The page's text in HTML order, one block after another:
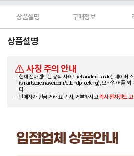
상품설명 구매정보
상품설명
사칭 주의 안내
현재 전자랜드는 공식 사이트(etlandmall.co.kr), 네이버
(smartstore.naver.com/etlandpriceking), 모바일 어플 외
다.
판매자가 현금 거래 요구 시, 거부하시고즉시 전자랜드